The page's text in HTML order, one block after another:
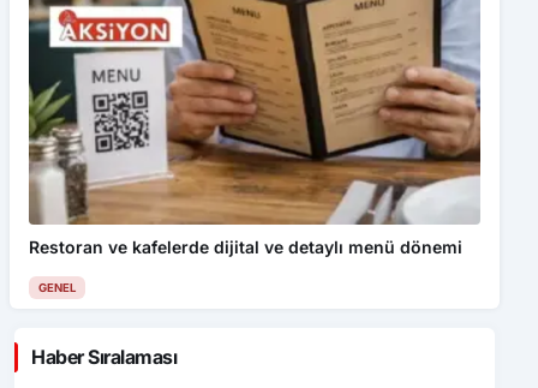
Restoran ve kafelerde dijital ve detaylı menü dönemi
GENEL
Haber Sıralaması